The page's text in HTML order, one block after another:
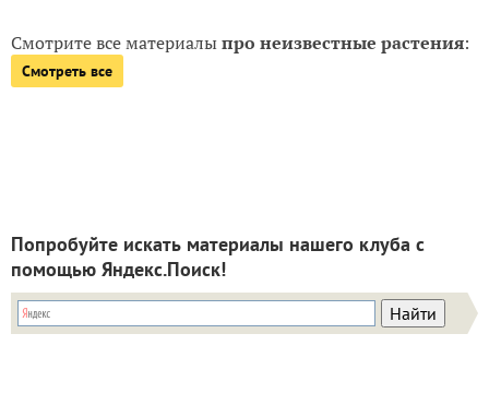
Смотрите все материалыпро неизвестные растения:
Смотреть все
Попробуйте искать материалы нашего клуба с
помощью Яндекс.Поиск!